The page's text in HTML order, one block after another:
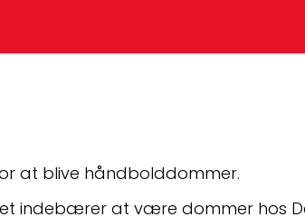
at blive håndbolddommer.
indebærer at være dommer hos